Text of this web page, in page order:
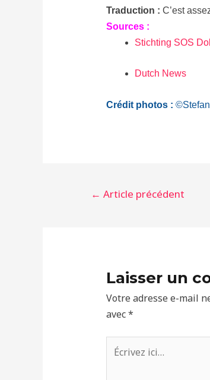
Traduction : C’est
Sources :
Stichting SOS
Dutch News
Crédit photos :
Navigation
← Article précédent
Laisser un
Votre adresse e-mail
avec*
Écrivez
ici…